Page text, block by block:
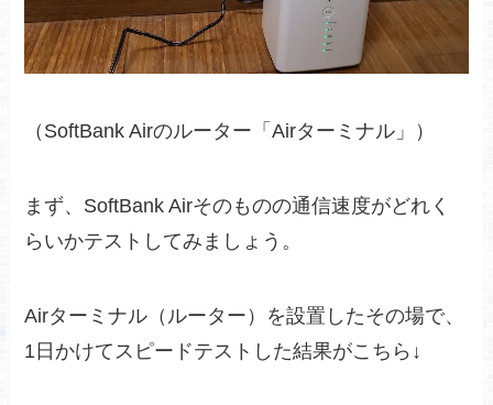
（SoftBank Airのルーター「Airターミナル」）
まず、SoftBank Airそのものの通信速度がどれく
らいかテストしてみましょう。
Airターミナル（ルーター）を設置したその場で、
1日かけてスピードテストした結果がこちら↓